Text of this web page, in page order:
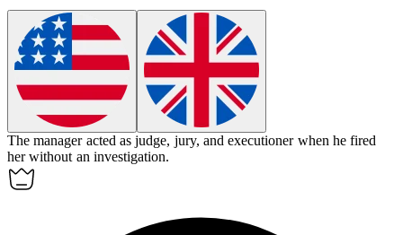
The manager acted as judge, jury, and executioner when he fired
her without an investigation.